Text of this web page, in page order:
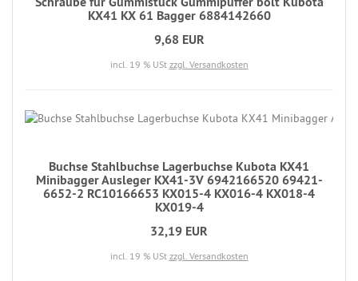
KX41 KX 61 Bagger 6884142660
9,68 EUR
incl. 19 % USt zzgl. Versandkosten
Buchse Stahlbuchse Lagerbuchse Kubota KX41
Minibagger Ausleger KX41-3V 6942166520 69421-
6652-2 RC10166653 KX015-4 KX016-4 KX018-4
KX019-4
32,19 EUR
incl. 19 % USt zzgl. Versandkosten